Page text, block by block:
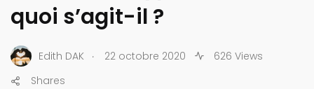
quoi s’agit-il ?
Edith DAK . 22 octobre 2020
626 Views
Shares